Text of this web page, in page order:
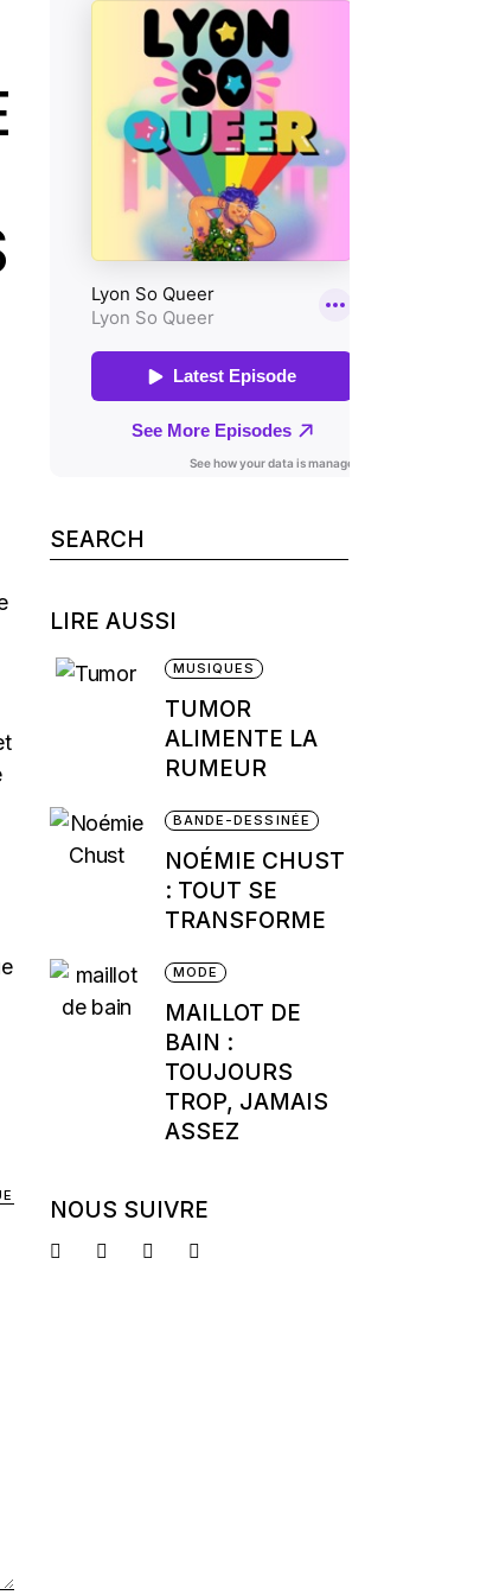
Search
for:
LIRE AUSSI
MUSIQUES
TUMOR
ALIMENTE LA
RUMEUR
BANDE-DESSINÉE
NOÉMIE CHUST
: TOUT SE
TRANSFORME
MODE
MAILLOT DE
BAIN :
TOUJOURS
TROP, JAMAIS
ASSEZ
NOUS SUIVRE